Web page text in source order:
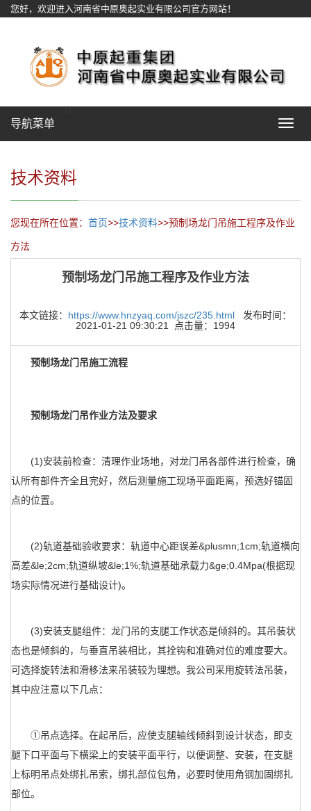
您好，欢迎进入河南省中原奥起实业有限公司官方网站！
Toggle
导航菜单
技术资料
您现在所在位置： 首页>>技术资料>>预制场龙门吊施工程序及作业
方法
预制场龙门吊施工程序及作业方法
本文链接： https://www.hnzyaq.com/jszc/235.html 发布时间：
2021-01-21 09:30:21 点击量：1994
预制场龙门吊施工流程
预制场龙门吊作业方法及要求
(1)安装前检查：清理作业场地，对龙门吊各部件进行检查，确
认所有部件齐全且完好，然后测量施工现场平面距离，预选好锚固
点的位置。
(2)轨道基础验收要求：轨道中心距误差&plusmn;1cm;轨道横向
高差&le;2cm;轨道纵坡&le;1%;轨道基础承载力&ge;0.4Mpa(根据现
场实际情况进行基础设计)。
(3)安装支腿组件：龙门吊的支腿工作状态是倾斜的。其吊装状
态也是倾斜的，与垂直吊装相比，其拴钩和准确对位的难度要大。
可选择旋转法和滑移法来吊装较为理想。我公司采用旋转法吊装，
其中应注意以下几点：
①吊点选择。在起吊后，应使支腿轴线倾斜到设计状态，即支
腿下口平面与下横梁上的安装平面平行，以便调整、安装，在支腿
上标明吊点处绑扎吊索，绑扎部位包角，必要时使用角钢加固绑扎
部位。